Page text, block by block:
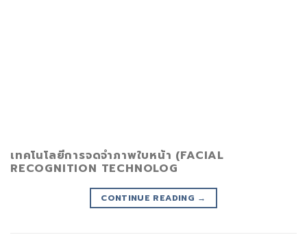
เทคโนโลยีการจดจำภาพใบหน้า (FACIAL
RECOGNITION TECHNOLOG
CONTINUE READING →